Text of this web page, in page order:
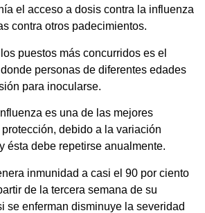
el acceso a dosis contra la influenza
contra otros padecimientos.
puestos más concurridos es el
personas de diferentes edades
para inocularse.
es una de las mejores
debido a la variación
ésta debe repetirse anualmente.
inmunidad a casi el 90 por ciento
de la tercera semana de su
se enferman disminuye la severidad